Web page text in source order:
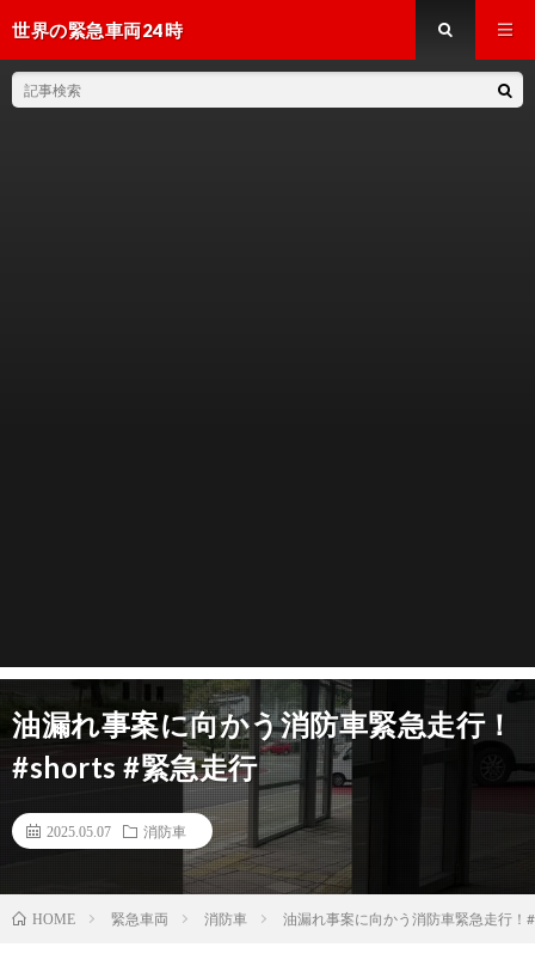
世界の緊急車両24時
油漏れ事案に向かう消防車緊急走行！
#shorts #緊急走行
2025.05.07 消防車
HOME 緊急車両 消防車 油漏れ事案に向かう消防車緊急走行！